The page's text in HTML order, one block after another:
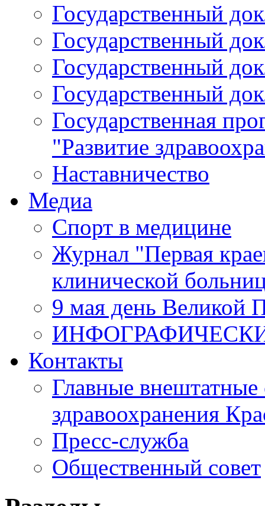
Государственный
Государственный
Государственный
Государственный
Государственная
"Развитие
Наставничество
Медиа
Спорт в медицине
Журнал "Первая
клинической
9 мая день Великой
Контакты
Главные внештатные
здравоохранения
Пресс-служба
Общественный совет